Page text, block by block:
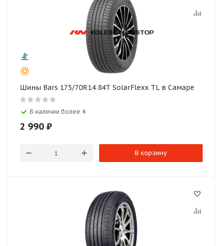
Шины Bars 175/70R14 84T SolarFlexx TL в Самаре
В наличии более 4
2 990 ₽
В корзину